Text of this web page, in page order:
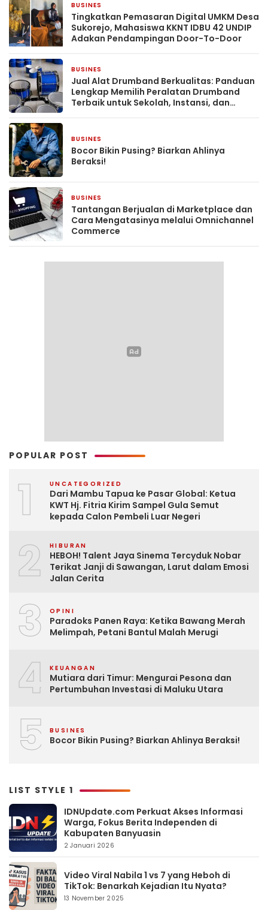
BUSINES
Tingkatkan Pemasaran Digital UMKM Desa
Sukorejo, Mahasiswa KKNT IDBU 42 UNDIP
Adakan Pendampingan Door-To-Door
BUSINES
Jual Alat Drumband Berkualitas: Panduan
Lengkap Memilih Peralatan Drumband
Terbaik untuk Sekolah, Instansi, dan
BUSINES
Bocor Bikin Pusing? Biarkan Ahlinya
Beraksi!
BUSINES
Tantangan Berjualan di Marketplace dan
Cara Mengatasinya melalui Omnichannel
Commerce
POPULAR POST
1 UNCATEGORIZED
Dari Mambu Tapua ke Pasar Global: Ketua
KWT Hj. Fitria Kirim Sampel Gula Semut
kepada Calon Pembeli Luar Negeri
2 HIBURAN
HEBOH! Talent Jaya Sinema Tercyduk Nobar
Terikat Janji di Sawangan, Larut dalam Emosi
Jalan Cerita
3 OPINI
Paradoks Panen Raya: Ketika Bawang Merah
Melimpah, Petani Bantul Malah Merugi
4 KEUANGAN
Mutiara dari Timur: Mengurai Pesona dan
Pertumbuhan Investasi di Maluku Utara
5 BUSINES
Bocor Bikin Pusing? Biarkan Ahlinya Beraksi!
LIST STYLE 1
IDNUpdate.com Perkuat Akses Informasi
Warga, Fokus Berita Independen di
Kabupaten Banyuasin
2 Januari 2026
Video Viral Nabila 1 vs 7 yang Heboh di
TikTok: Benarkah Kejadian Itu Nyata?
13 November 2025